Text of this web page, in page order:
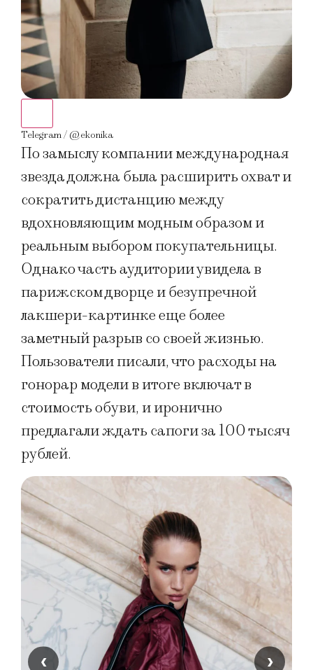
Telegram / @ekonika
По замыслу компании международная
звезда должна была расширить охват и
сократить дистанцию между
вдохновляющим модным образом и
реальным выбором покупательницы.
Однако часть аудитории увидела в
парижском дворце и безупречной
лакшери-картинке еще более
заметный разрыв со своей жизнью.
Пользователи писали, что расходы на
гонорар модели в итоге включат в
стоимость обуви, и иронично
предлагали ждать сапоги за 100 тысяч
рублей.
‹ ›